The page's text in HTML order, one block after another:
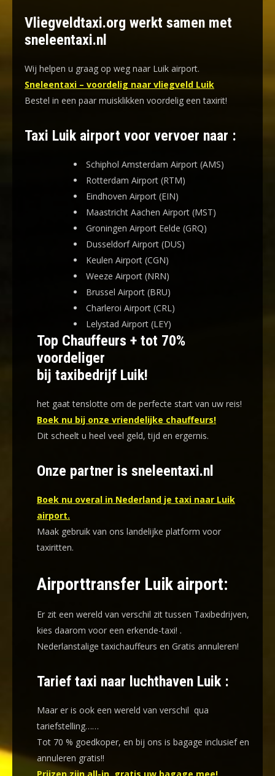
Vliegveldtaxi.org werkt samen met
sneleentaxi.nl
Wij helpen u graag op weg naar Luik airport.
Sneleentaxi – voordelig naar vliegveld Luik
Bestel in een paar muisklikken voordelig een taxirit!
Taxi Luik airport voor vervoer naar :
Schiphol Amsterdam Airport (AMS)
Rotterdam Airport (RTM)
Eindhoven Airport (EIN)
Maastricht Aachen Airport (MST)
Groningen Airport Eelde (GRQ)
Dusseldorf Airport (DUS)
Keulen Airport (CGN)
Weeze Airport (NRN)
Brussel Airport (BRU)
Charleroi Airport (CRL)
Lelystad Airport (LEY)
Top Chauffeurs + tot 70%
voordeliger
bij taxibedrijf Luik!
het gaat tenslotte om de perfecte start van uw reis!
Boek nu bij onze vriendelijke chauffeurs!
Dit scheelt u heel veel geld, tijd en ergernis.
Onze partner is sneleentaxi.nl
Boek nu overal in Nederland je taxi naar Luik
airport.
Maak gebruik van ons landelijke platform voor
taxiritten.
Airporttransfer Luik airport:
Er zit een wereld van verschil zit tussen Taxibedrijven,
kies daarom voor een erkende-taxi! .
Nederlanstalige taxichauffeurs en Gratis annuleren!
Tarief taxi naar luchthaven Luik :
Maar er is ook een wereld van verschil qua
tariefstelling……
Tot 70 % goedkoper, en bij ons is bagage inclusief en
annuleren gratis!!
Prijzen zijn all-in, gratis uw bagage mee!